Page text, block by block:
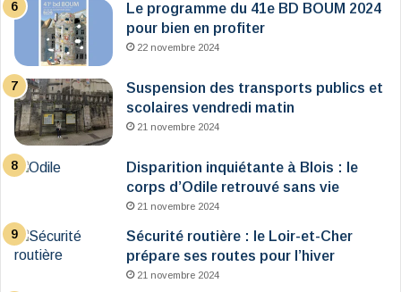
Le programme du 41e BD BOUM 2024
pour bien en profiter
22 novembre 2024
Suspension des transports publics et
scolaires vendredi matin
21 novembre 2024
Disparition inquiétante à Blois : le
corps d’Odile retrouvé sans vie
21 novembre 2024
Sécurité routière : le Loir-et-Cher
prépare ses routes pour l’hiver
21 novembre 2024